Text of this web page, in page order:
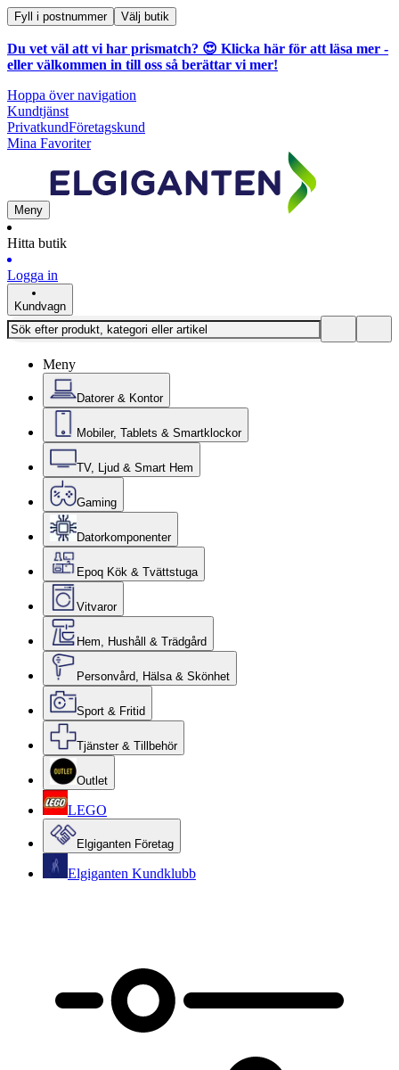
Fyll i postnummer Välj butik
Du vet väl att vi har prismatch? 😍 Klicka här för att läsa mer -
eller välkommen in till oss så berättar vi mer!
Hoppa över navigation
Kundtjänst
PrivatkundFöretagskund
Mina Favoriter
Meny
Hitta butik
Logga in
Kundvagn
Meny
Datorer & Kontor
Mobiler, Tablets & Smartklockor
TV, Ljud & Smart Hem
Gaming
Datorkomponenter
Epoq Kök & Tvättstuga
Vitvaror
Hem, Hushåll & Trädgård
Personvård, Hälsa & Skönhet
Sport & Fritid
Tjänster & Tillbehör
Outlet
LEGO
Elgiganten Företag
Elgiganten Kundklubb